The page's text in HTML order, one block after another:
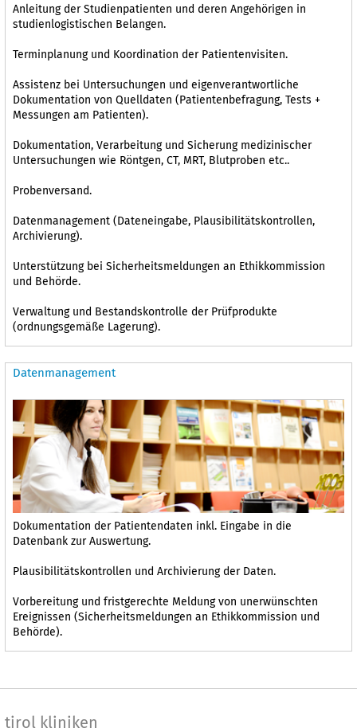
Anleitung der Studienpatienten und deren Angehörigen in
studienlogistischen Belangen.
Terminplanung und Koordination der Patientenvisiten.
Assistenz bei Untersuchungen und eigenverantwortliche
Dokumentation von Quelldaten (Patientenbefragung, Tests +
Messungen am Patienten).
Dokumentation, Verarbeitung und Sicherung medizinischer
Untersuchungen wie Röntgen, CT, MRT, Blutproben etc..
Probenversand.
Datenmanagement (Dateneingabe, Plausibilitätskontrollen,
Archivierung).
Unterstützung bei Sicherheitsmeldungen an Ethikkommission
und Behörde.
Verwaltung und Bestandskontrolle der Prüfprodukte
(ordnungsgemäße Lagerung).
Datenmanagement
Dokumentation der Patientendaten inkl. Eingabe in die
Datenbank zur Auswertung.
Plausibilitätskontrollen und Archivierung der Daten.
Vorbereitung und fristgerechte Meldung von unerwünschten
Ereignissen (Sicherheitsmeldungen an Ethikkommission und
Behörde).
tirol kliniken